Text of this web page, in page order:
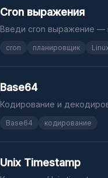
Cron выражения
Введи cron выражение —
cron планировщик
Base64
Кодирование и
Base64 кодирование
Unix Timestamp